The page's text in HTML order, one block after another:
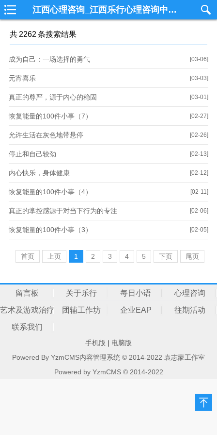
江西心理咨询_江西乐行心理咨询中心_南昌心理咨询_国内一线从事个案心理咨询专业机构
共 2262 条搜索结果
[03-06]
成为自己：一场选择的勇气
[03-03]
元宵喜乐
[03-01]
真正的尊严，源于内心的稳固
[02-27]
恢复能量的100件小事（7）
[02-26]
允许生活在灰色地带悬停
[02-13]
停止和自己较劲
[02-12]
内心快乐，身体健康
[02-11]
恢复能量的100件小事（4）
[02-06]
真正的掌控感源于对当下行为的专注
[02-05]
恢复能量的100件小事（3）
首页 上页 1 2 3 4 5 下页 尾页
留言板 关于乐行 每日小语 心理咨询
艺术及游戏治疗 团辅工作坊 企业EAP 往期活动
联系我们
手机版 | 电脑版
Powered By YzmCMS内容管理系统 © 2014-2022 袁志蒙工作室
Powered by YzmCMS© 2014-2022